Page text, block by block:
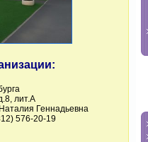
лит.А
Геннадьевна
576-20-19